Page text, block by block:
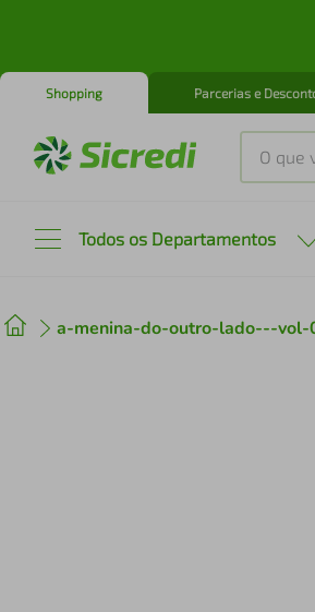
Shopping Parcerias e
O que
Todos os Departamentos
a-menina-do-outro-lado---
2º